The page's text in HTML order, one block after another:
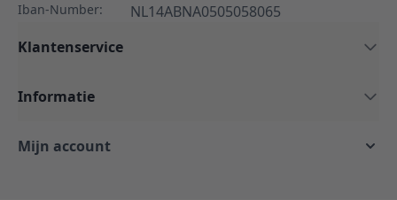
Iban-Number:
NL14ABNA0505058065
Klantenservice
Informatie
Mijn account